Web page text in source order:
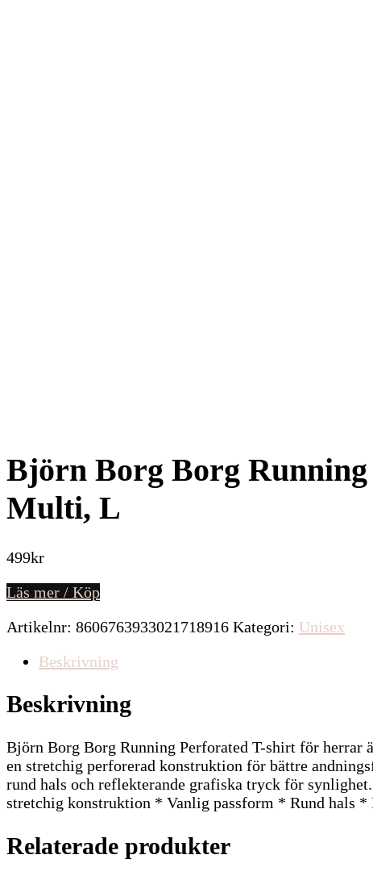
Björn Borg Borg
Multi, L
499kr
Läs mer / Köp
Artikelnr: 8606763933021718916 Kategori: Unisex
Beskrivning
Beskrivning
Björn Borg Borg Running Perforated T-shirt för herrar
en stretchig perforerad konstruktion för bättre
rund hals och reflekterande grafiska tryck för
stretchig konstruktion * Vanlig passform * Rund hals
Relaterade produkter